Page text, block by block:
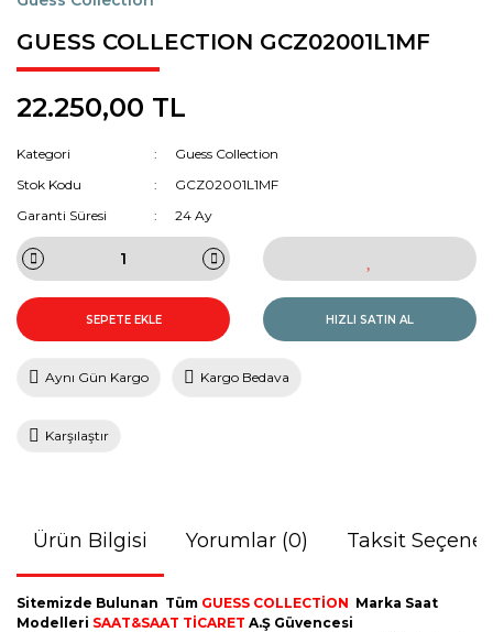
GUESS COLLECTION GCZ02001L1MF
22.250,00 TL
Kategori
Guess Collection
Stok Kodu
GCZ02001L1MF
Garanti Süresi
24 Ay
SEPETE EKLE HIZLI SATIN AL
Aynı Gün Kargo Kargo Bedava
Karşılaştır
Ürün Bilgisi Yorumlar (0) Taksit
Sitemizde Bulunan Tüm GUESS COLLECTİON Marka Saat
Modelleri SAAT&SAAT TİCARET A.Ş Güvencesi